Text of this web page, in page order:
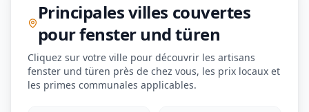
Principales villes couvertes
pour fenster und türen
Cliquez sur votre ville pour découvrir les artisans
fenster und türen près de chez vous, les prix locaux et
les primes communales applicables.